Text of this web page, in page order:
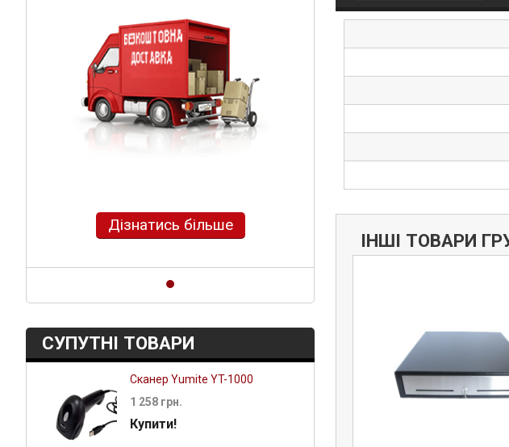
Дізнатись більше
СУПУТНІ ТОВАРИ
Сканер Yumite YT-1000
1 258 грн.
Купити!
ІНШІ ТОВАРИ